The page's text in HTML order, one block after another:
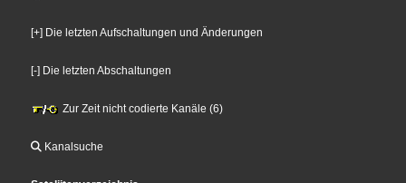
[+] Die letzten Aufschaltungen und Änderungen
[-] Die letzten Abschaltungen
Zur Zeit nicht codierte Kanäle (6)
Kanalsuche